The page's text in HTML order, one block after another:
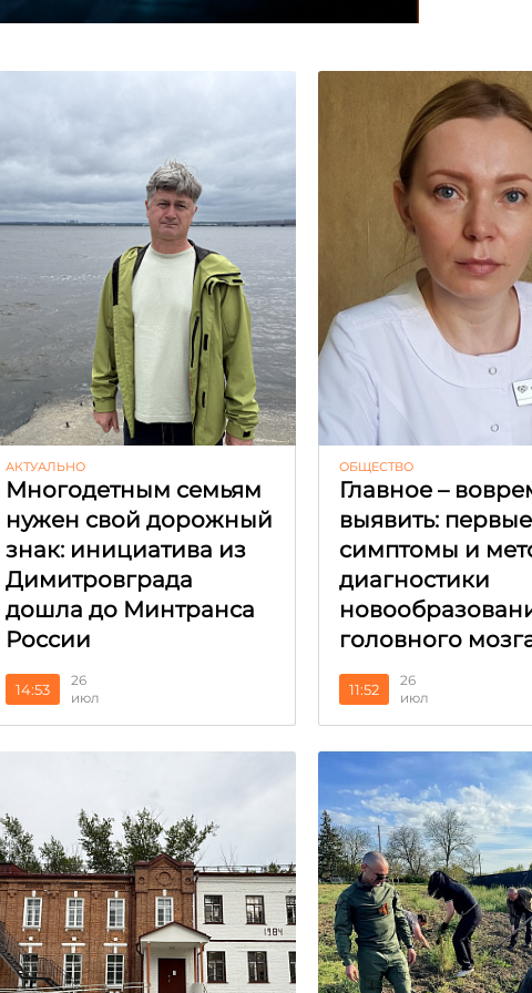
АКТУАЛЬНО
Многодетным семьям
нужен свой дорожный
знак: инициатива из
Димитровграда
дошла до Минтранса
России
14:53
26
июл
ОБЩЕСТВО
Главное –
выявить: первые
симптомы и
диагностики
головного
11:52
26
июл